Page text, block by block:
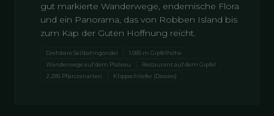
gut markierte Wanderwege, endemische Flora
und ein Panorama, das von Robben Island bis
zum Kap der Guten Hoffnung reicht.
Drehbare Seilbahngondel
1.085 m Gipfelhöhe
Wanderwege auf dem Plateau
Restaurant auf dem Gipfel
2.285 Pflanzenarten
Klippschliefer (Dassies)